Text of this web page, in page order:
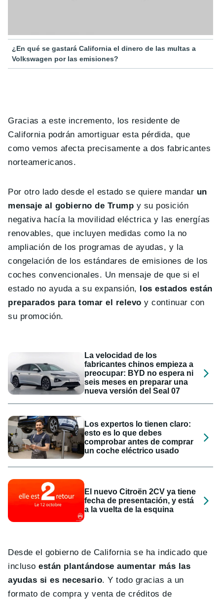
¿En qué se gastará California el dinero de las multas a
Volkswagen por las emisiones?
Gracias a este incremento, los residente de
California podrán amortiguar esta pérdida, que
como vemos afecta precisamente a dos fabricantes
norteamericanos.
Por otro lado desde el estado se quiere mandar un
mensaje al gobierno de Trump y su posición
negativa hacía la movilidad eléctrica y las energías
renovables, que incluyen medidas como la no
ampliación de los programas de ayudas, y la
congelación de los estándares de emisiones de los
coches convencionales. Un mensaje de que si el
estado no ayuda a su expansión, los estados están
preparados para tomar el relevo y continuar con
su promoción.
La velocidad de los
fabricantes chinos empieza a
preocupar: BYD no espera ni
seis meses en preparar una
nueva versión del Seal 07
Los expertos lo tienen claro:
esto es lo que debes
comprobar antes de comprar
un coche eléctrico usado
El nuevo Citroën 2CV ya tiene
fecha de presentación, y está
a la vuelta de la esquina
Desde el gobierno de California se ha indicado que
incluso están plantándose aumentar más las
ayudas si es necesario. Y todo gracias a un
formato de compra y venta de créditos de